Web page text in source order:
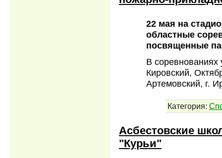
22 мая на
областные
посвященные
В соревнованиях
Кировский,
Артемовский, г.
Категория:
Асбестовские
"Курьи"